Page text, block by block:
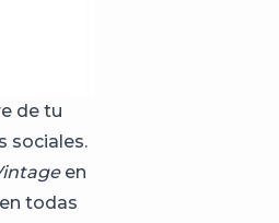
de tu
sociales.
en
todas